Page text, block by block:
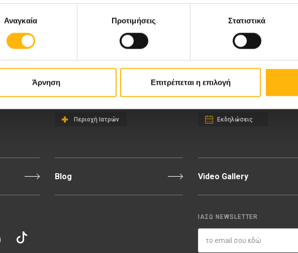
Αναγκαία Προτιμήσεις Στατιστικά
Άρνηση Επιτρέπεται η επιλογή
ΙΑΣΩ Θεσσαλίας
Περιοχή Ιατρών
Medical Directory
Ευκαιρίες Καριέρας
Εκδηλώσεις
Blog Video Gallery
ΙΑΣΩ NEWSLETTER